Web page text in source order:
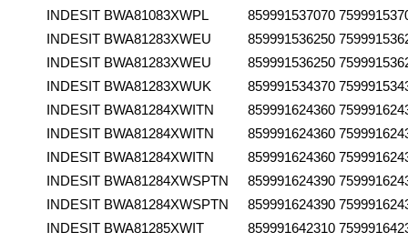
INDESIT BWA81083XWPL 859991537070
INDESIT BWA81283XWEU 859991536250
INDESIT BWA81283XWEU 859991536250
INDESIT BWA81283XWUK 859991534370
INDESIT BWA81284XWITN 859991624360
INDESIT BWA81284XWITN 859991624360
INDESIT BWA81284XWITN 859991624360
INDESIT BWA81284XWSPTN 859991624390
INDESIT BWA81284XWSPTN 859991624390
INDESIT BWA81285XWIT 859991642310